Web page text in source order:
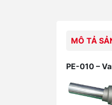
MÔ TẢ
PE-010 –